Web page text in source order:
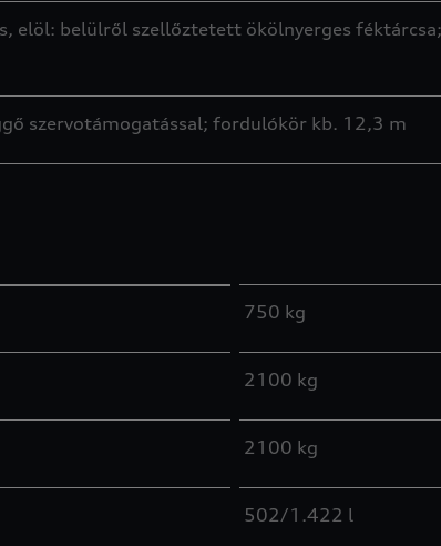
elöl: belülről szellőztetett ökölnyerges
szervotámogatással; fordulókör kb. 12,3 m
750 kg
2100 kg
2100 kg
502/1.422 l